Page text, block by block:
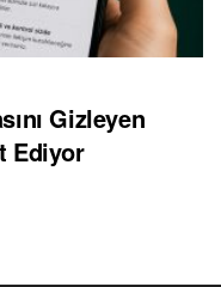
Gizleyen
Ediyor